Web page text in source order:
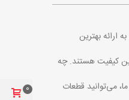
ارائه بهترین
کیفیت هستند. چه
می‌توانید قطعات
0